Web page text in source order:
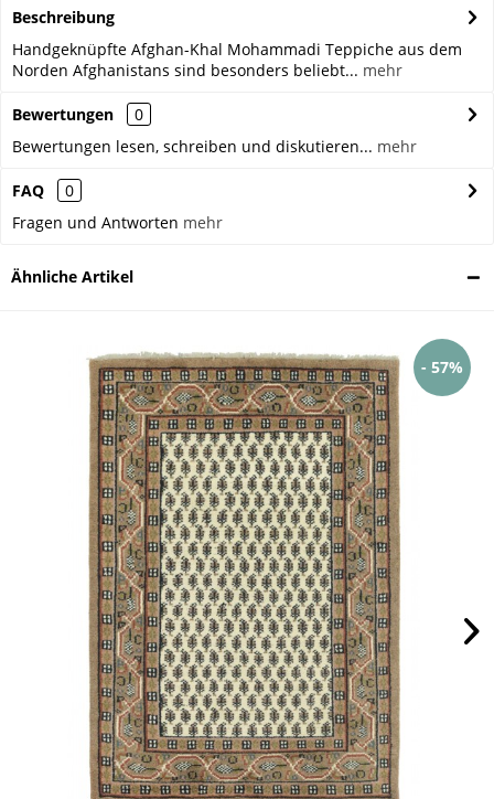
Beschreibung
Handgeknüpfte Afghan-Khal Mohammadi Teppiche aus dem
Norden Afghanistans sind besonders beliebt... mehr
Bewertungen
0
Bewertungen lesen, schreiben und diskutieren... mehr
FAQ
0
Fragen und Antworten mehr
Ähnliche Artikel
- 57%